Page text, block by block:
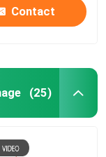
Contact
(25)